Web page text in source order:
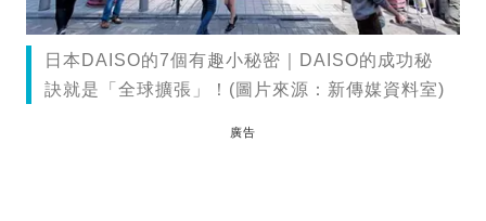
日本DAISO的7個有趣小秘密｜DAISO的成功秘
訣就是「全球擴張」！(圖片來源：新傳媒資料室)
廣告